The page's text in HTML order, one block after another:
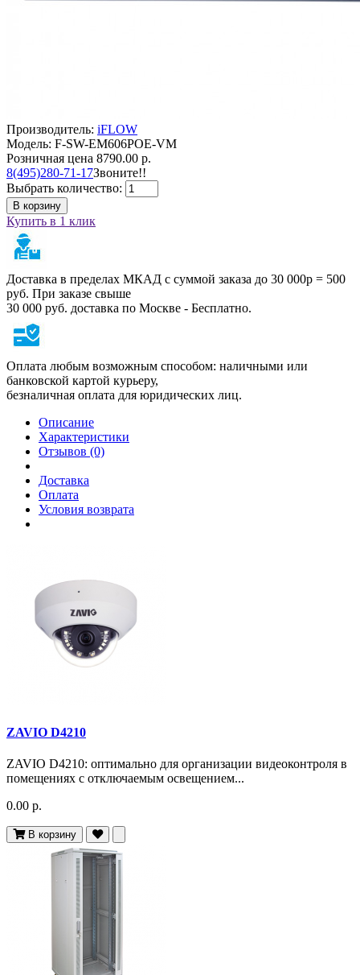
Производитель: iFLOW
Модель: F-SW-EM606POE-VM
Розничная цена 8790.00 р.
8(495)280-71-17Звоните!!
Выбрать количество:
В корзину
Купить в 1 клик
Доставка в пределах МКАД с суммой заказа до 30 000р = 500
руб. При заказе свыше
30 000 руб. доставка по Москве - Бесплатно.
Оплата любым возможным способом: наличными или
банковской картой курьеру,
безналичная оплата для юридических лиц.
Описание
Характеристики
Отзывов (0)
Доставка
Оплата
Условия возврата
ZAVIO D4210
ZAVIO D4210: оптимально для организации видеоконтроля в
помещениях с отключаемым освещением...
0.00 р.
В корзину